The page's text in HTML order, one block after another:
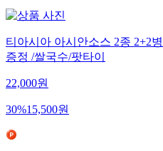
티아시아 아시안소스 2종 2+2
증정 /쌀국수/팟타이
22,000원
30%15,500원